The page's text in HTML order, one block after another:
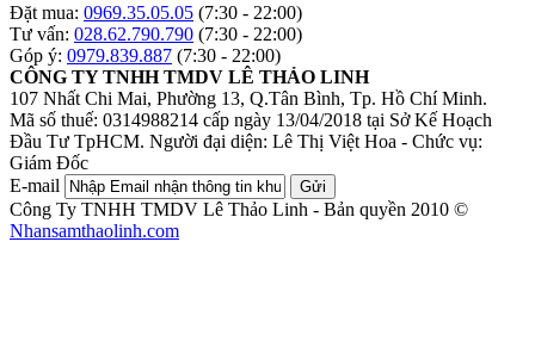
Đặt mua: 0969.35.05.05 (7:30 - 22:00)
Tư vấn: 028.62.790.790 (7:30 - 22:00)
Góp ý: 0979.839.887 (7:30 - 22:00)
CÔNG TY TNHH TMDV LÊ THẢO LINH
107 Nhất Chi Mai, Phường 13, Q.Tân Bình, Tp. Hồ Chí Minh.
Mã số thuế: 0314988214 cấp ngày 13/04/2018 tại Sở Kế Hoạch
Đầu Tư TpHCM. Người đại diện: Lê Thị Việt Hoa - Chức vụ:
Giám Đốc
E-mail
Gửi
Công Ty TNHH TMDV Lê Thảo Linh - Bản quyền 2010 ©
Nhansamthaolinh.com